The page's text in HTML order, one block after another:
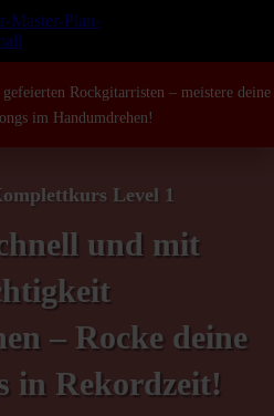
Rockgitarristen – meistere deine
im Handumdrehen!
Level 1
und mit
– Rocke deine
in Rekordzeit!